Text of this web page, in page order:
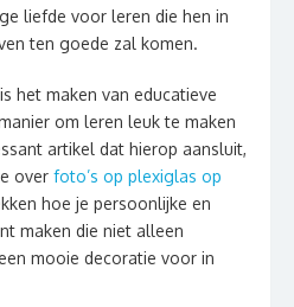
liefde voor leren die hen in
ten goede zal komen.
het maken van educatieve
om leren leuk te maken
artikel dat hierop aansluit,
over foto’s op plexiglas op
hoe je persoonlijke en
maken die niet alleen
mooie decoratie voor in